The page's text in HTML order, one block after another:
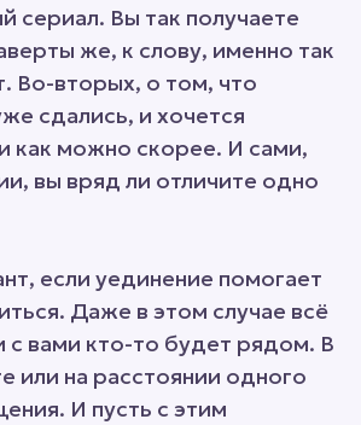
сериал. Вы так получаете
же, к слову, именно так
Во-вторых, о том, что
сдались, и хочется
как можно скорее. И сами,
вы вряд ли отличите одно
если уединение помогает
Даже в этом случае всё
с вами кто-то будет рядом. В
или на расстоянии одного
И пусть с этим